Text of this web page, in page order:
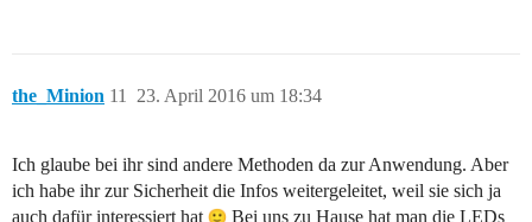
the_Minion 23. April 2016 um 18:34
11
Ich glaube bei ihr sind andere Methoden da zur Anwendung. Aber
ich habe ihr zur Sicherheit die Infos weitergeleitet, weil sie sich ja
auch dafür interessiert hat
Bei uns zu Hause hat man die LEDs